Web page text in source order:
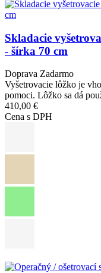
Obrázok
Skladacie
- šírka 70 cm
Doprava Zadarmo
Vyšetrovacie lôžko je
pomoci. Lôžko sa dá
410,00 €
Cena s DPH
Obrázok